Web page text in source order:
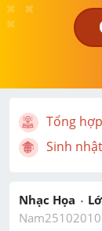
Tổng
Sinh
Nhạc Họa
Nam25102010